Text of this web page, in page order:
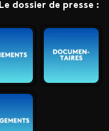
Le dossier de presse :